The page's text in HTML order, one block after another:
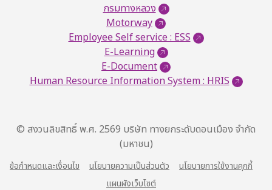
กรมทางหลวง
Motorway
Employee Self service : ESS
E-Learning
E-Document
Human Resource Information System : HRIS
© สงวนลิขสิทธิ์ พ.ศ. 2569 บริษัท ทางยกระดับดอนเมือง จำกัด
(มหาชน)
ข้อกำหนดและเงื่อนไข นโยบายความเป็นส่วนตัว
นโยบายการใช้งานคุกกี้
แผนผังเว็บไซต์